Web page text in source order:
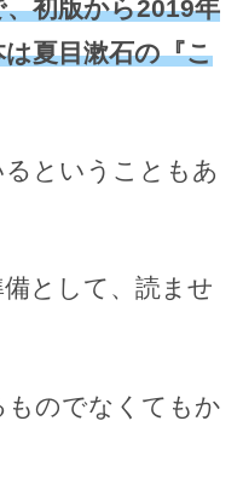
初版から2019年
夏目漱石の『こ
ということもあ
として、読ませ
ものでなくてもか